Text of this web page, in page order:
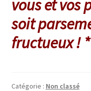
vous et vos
soit
fructueux !
Catégorie : Non classé